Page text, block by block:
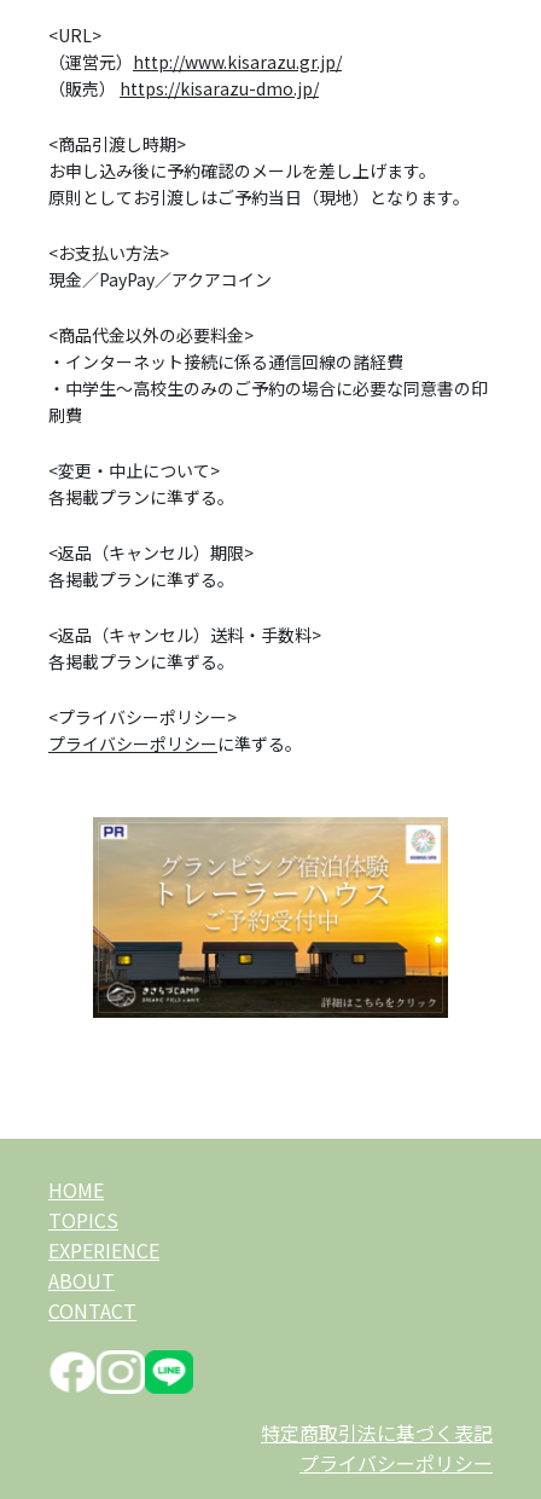
<URL>
（運営元） http://www.kisarazu.gr.jp/
（販売） https://kisarazu-dmo.jp/
<商品引渡し時期>
お申し込み後に予約確認のメールを差し上げます。
原則としてお引渡しはご予約当日（現地）となります。
<お支払い方法>
現金／PayPay／アクアコイン
<商品代金以外の必要料金>
・インターネット接続に係る通信回線の諸経費
・中学生～高校生のみのご予約の場合に必要な同意書の印
刷費
<変更・中止について>
各掲載プランに準ずる。
<返品（キャンセル）期限>
各掲載プランに準ずる。
<返品（キャンセル）送料・手数料>
各掲載プランに準ずる。
<プライバシーポリシー>
プライバシーポリシーに準ずる。
HOME
TOPICS
EXPERIENCE
ABOUT
CONTACT
特定商取引法に基づく表記
プライバシーポリシー